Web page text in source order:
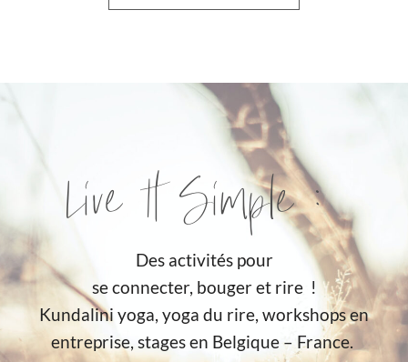
Live It Simple :
Des activités pour
se connecter, bouger et rire !
Kundalini yoga, yoga du rire, workshops en
entreprise, stages en Belgique – France.